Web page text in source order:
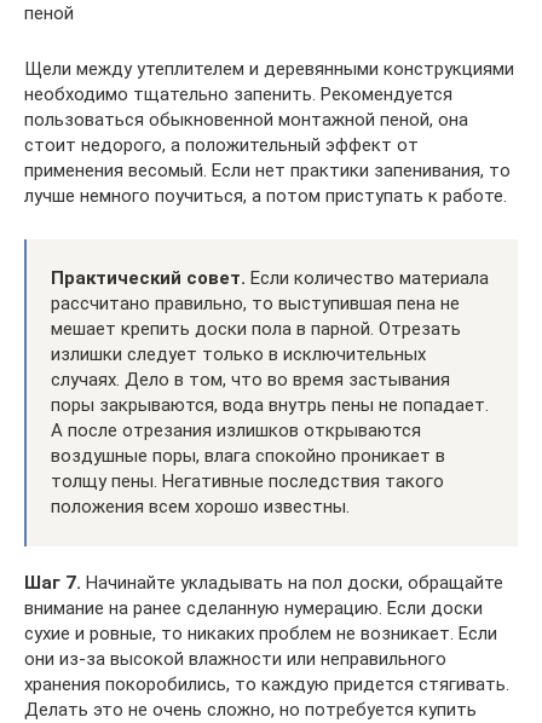
пеной
Щели между утеплителем и деревянными конструкциями
необходимо тщательно запенить. Рекомендуется
пользоваться обыкновенной монтажной пеной, она
стоит недорого, а положительный эффект от
применения весомый. Если нет практики запенивания, то
лучше немного поучиться, а потом приступать к работе.
Практический совет. Если количество материала
рассчитано правильно, то выступившая пена не
мешает крепить доски пола в парной. Отрезать
излишки следует только в исключительных
случаях. Дело в том, что во время застывания
поры закрываются, вода внутрь пены не попадает.
А после отрезания излишков открываются
воздушные поры, влага спокойно проникает в
толщу пены. Негативные последствия такого
положения всем хорошо известны.
Шаг 7. Начинайте укладывать на пол доски, обращайте
внимание на ранее сделанную нумерацию. Если доски
сухие и ровные, то никаких проблем не возникает. Если
они из-за высокой влажности или неправильного
хранения покоробились, то каждую придется стягивать.
Делать это не очень сложно, но потребуется купить